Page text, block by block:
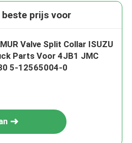
beste prijs voor
Valve Split Collar ISUZU
Parts Voor 4JB1 JMC
5-12565004-0